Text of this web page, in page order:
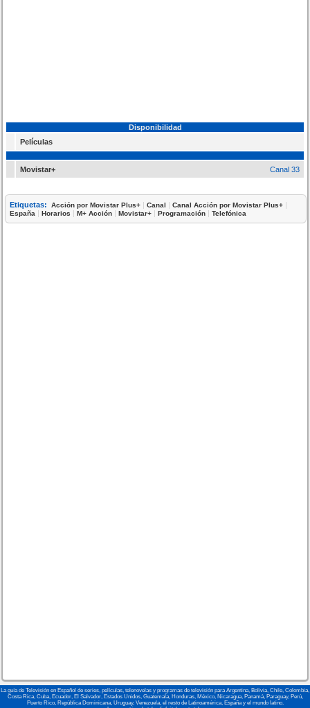
Disponibilidad
Películas
Movistar+ Canal 33
Etiquetas: Acción por Movistar Plus+ |Canal |Canal Acción por Movistar Plus+ |
España |Horarios |M+ Acción |Movistar+ |Programación |Telefónica
La guía de Televisión en Español de series, películas, telenovelas y programas de televisión para Argentina, Bolivia, Chile, Colombia,
Costa Rica, Cuba, Ecuador, El Salvador, Estados Unidos, Guatemala, Honduras, México, Nicaragua, Panamá, Paraguay, Perú,
Puerto Rico, República Dominicana, Uruguay, Venezuela, el resto de Latinoamérica, España y el mundo latino.